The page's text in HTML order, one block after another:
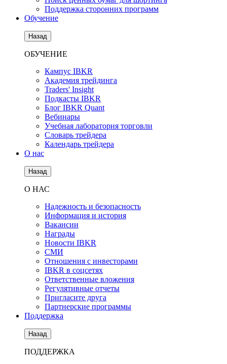
Поддержка сторонних программ
Обучение
Назад
ОБУЧЕНИЕ
Кампус IBKR
Академия трейдинга
Traders' Insight
Подкасты IBKR
Блог IBKR Quant
Вебинары
Учебная лаборатория торговли
Словарь трейдера
Календарь трейдера
О нас
Назад
О НАС
Надежность и безопасность
Информация и история
Вакансии
Награды
Новости IBKR
СМИ
Отношения с инвесторами
IBKR в соцсетях
Ответственные вложения
Регулятивные отчеты
Пригласите друга
Партнерские программы
Поддержка
Назад
ПОДДЕРЖКА